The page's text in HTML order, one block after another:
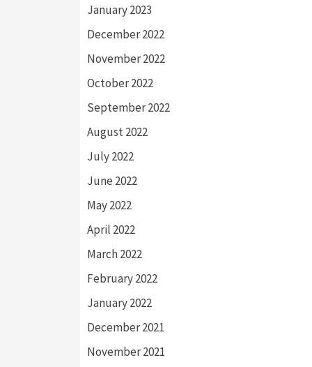
January 2023
December 2022
November 2022
October 2022
September 2022
August 2022
July 2022
June 2022
May 2022
April 2022
March 2022
February 2022
January 2022
December 2021
November 2021